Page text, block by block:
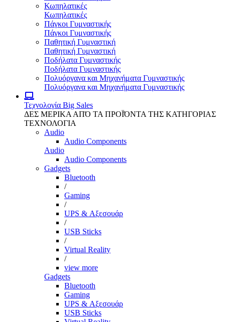
Κωπηλατικές
Κωπηλατικές
Πάγκοι Γυμναστικής
Πάγκοι Γυμναστικής
Παθητική Γυμναστική
Παθητική Γυμναστική
Ποδήλατα Γυμναστικής
Ποδήλατα Γυμναστικής
Πολυόργανα και Μηχανήματα Γυμναστικής
Πολυόργανα και Μηχανήματα Γυμναστικής
Τεχνολογία Big Sales
ΔΕΣ ΜΕΡΙΚΑ ΑΠΌ ΤΑ ΠΡΟΪΌΝΤΑ ΤΗΣ ΚΑΤΗΓΟΡΙΑΣ
ΤΕΧΝΟΛΟΓΙΑ
Audio
Audio Components
Audio
Audio Components
Gadgets
Bluetooth
/
Gaming
/
UPS & Αξεσουάρ
/
USB Sticks
/
Virtual Reality
/
view more
Gadgets
Bluetooth
Gaming
UPS & Αξεσουάρ
USB Sticks